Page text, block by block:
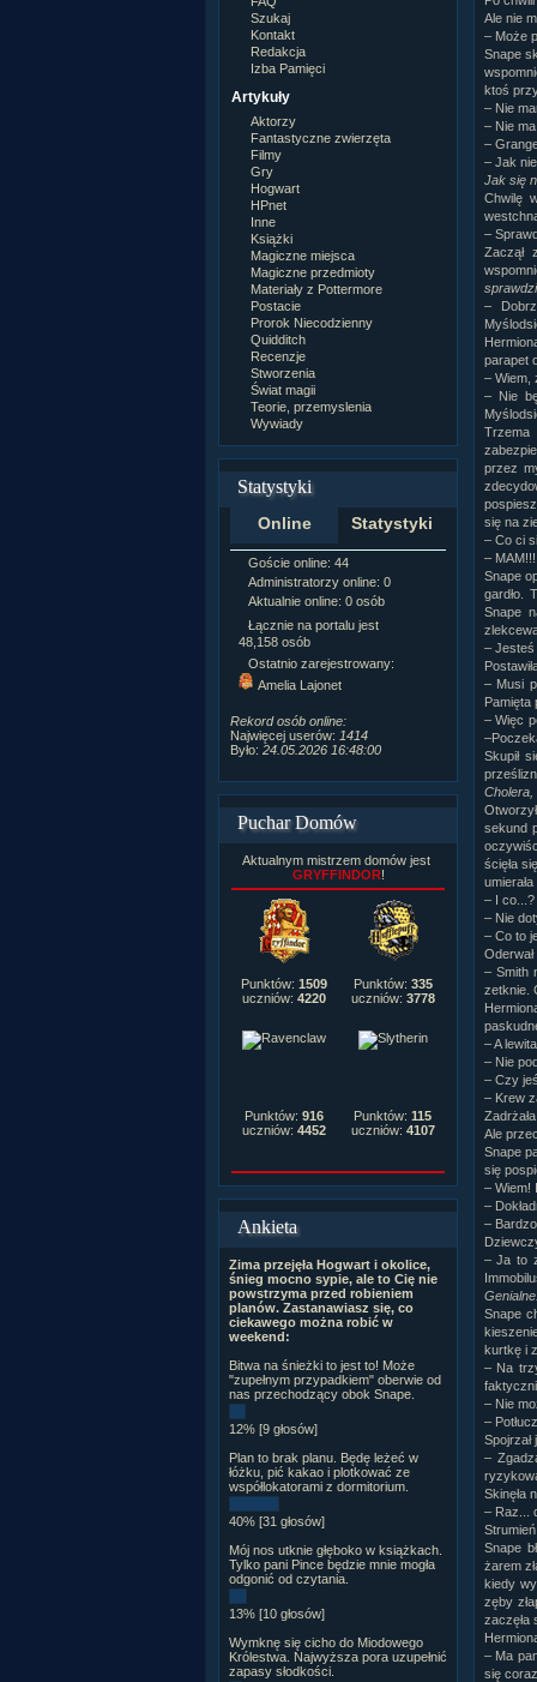
Szukaj
Kontakt
Redakcja
Izba Pamięci
Artykuły
Aktorzy
Fantastyczne zwierzęta
Filmy
Gry
Hogwart
HPnet
Inne
Książki
Magiczne miejsca
Magiczne przedmioty
Materiały z Pottermore
Postacie
Prorok Niecodzienny
Quidditch
Recenzje
Stworzenia
Świat magii
Teorie, przemyslenia
Wywiady
Statystyki
Online Statystyki
Goście online: 44
Administratorzy online: 0
Aktualnie online: 0 osób
Łącznie na portalu jest
48,158 osób
Ostatnio zarejestrowany:
Amelia Lajonet
Rekord osób online:
Najwięcej userów: 1414
Było: 24.05.2026 16:48:00
Napisanych
Dodanych
Zdjęć w
Tematów na
Postów na
Komentarzy
222,019
Rozdanych
Wlepionych
Puchar Domów
Aktualnym mistrzem domów jest
GRYFFINDOR!
Punktów: 1509
uczniów: 4220
Punktów: 335
uczniów: 3778
Punktów: 916
uczniów: 4452
Punktów: 115
uczniów: 4107
Ankieta
Zima przejęła Hogwart i okolice,
śnieg mocno sypie, ale to Cię nie
powstrzyma przed robieniem
planów. Zastanawiasz się, co
ciekawego można robić w
weekend:
Bitwa na śnieżki to jest to! Może
"zupełnym przypadkiem" oberwie od
nas przechodzący obok Snape.
12% [9 głosów]
Plan to brak planu. Będę leżeć w
łóżku, pić kakao i plotkować ze
współlokatorami z dormitorium.
40% [31 głosów]
Mój nos utknie głęboko w książkach.
Tylko pani Pince będzie mnie mogła
odgonić od czytania.
13% [10 głosów]
Wymknę się cicho do Miodowego
Królestwa. Najwyższa pora uzupełnić
zapasy słodkości.
Ale nie
– Może
Snape
ktoś
– Nie
– Nie
–
– Jak
Jak się
Chwilę
–
Zaczął
–
parapet
– Wiem,
– Nie
Trzema
przez
się na
– Co ci
–
Snape
gardło.
Snape
– Jesteś
– Musi
Pamięta
– Więc
Skupił
Cholera,
sekund
ścięła
– I co...?
– Nie
– Co to
– Smith
zetknie.
– A
– Nie
– Czy
– Krew
Ale
Snape
się
– Wiem!
–
–
– Ja to
Snape
kurtkę i
– Na
– Nie
–
Spojrzał
–
Skinęła
– Raz...
Snape
żarem
kiedy
zęby
zaczęła
– Ma
się